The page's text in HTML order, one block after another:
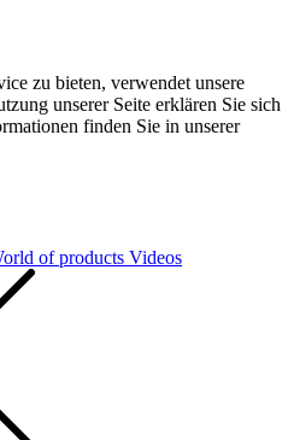
zu bieten, verwendet unsere
unserer Seite erklären Sie sich
finden Sie in unserer
of products Videos